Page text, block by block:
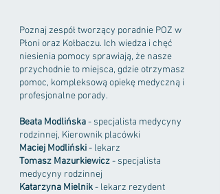
Poznaj zespół tworzący poradnie POZ w
Płoni oraz Kołbaczu. Ich wiedza i chęć
niesienia pomocy sprawiają, że nasze
przychodnie to miejsca, gdzie otrzymasz
pomoc, kompleksową opiekę medyczną i
profesjonalne porady.
Beata Modlińska- specjalista medycyny
rodzinnej, Kierownik placówki
Maciej Modliński- lekarz
Tomasz Mazurkiewicz- specjalista
medycyny rodzinnej
Katarzyna Mielnik- lekarz rezydent